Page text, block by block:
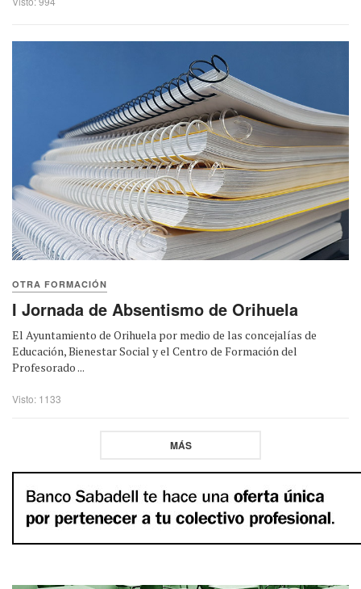
OTRA FORMACIÓN
I Jornada de Absentismo de Orihuela
El Ayuntamiento de Orihuela por medio de las concejalías de
Educación, Bienestar Social y el Centro de Formación del
Profesorado ...
Visto: 1133
MÁS